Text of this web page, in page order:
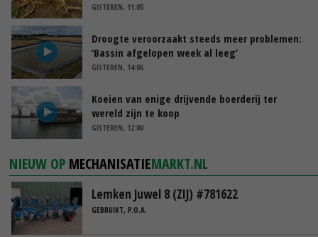
GISTEREN, 11:05
Droogte veroorzaakt steeds meer problemen:
‘Bassin afgelopen week al leeg’
GISTEREN, 14:06
Koeien van enige drijvende boerderij ter
wereld zijn te koop
GISTEREN, 12:00
NIEUW OP MECHANISATIEMARKT.NL
Lemken Juwel 8 (ZIJ) #781622
GEBRUIKT, P.O.A.